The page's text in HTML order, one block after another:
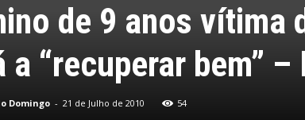
de 9 anos vítima
a “recuperar bem”
Domingo - 21 de Julho de 2010 54